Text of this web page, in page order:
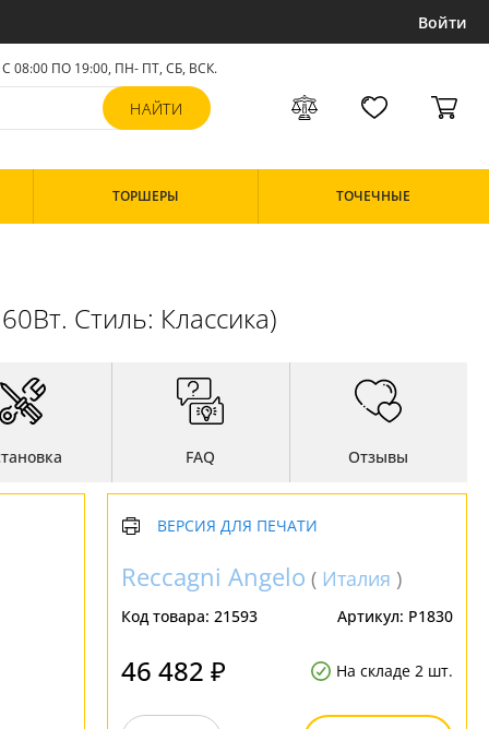
Войти
С 08:00 ПО 19:00, ПН- ПТ, СБ, ВСК.
ТОРШЕРЫ ТОЧЕЧНЫЕ
Стиль: Классика)
FAQ Отзывы
ВЕРСИЯ ДЛЯ ПЕЧАТИ
Reccagni Angelo ( Италия )
Код товара: 21593 Артикул: P1830
46 482 ₽ На складе 2 шт.